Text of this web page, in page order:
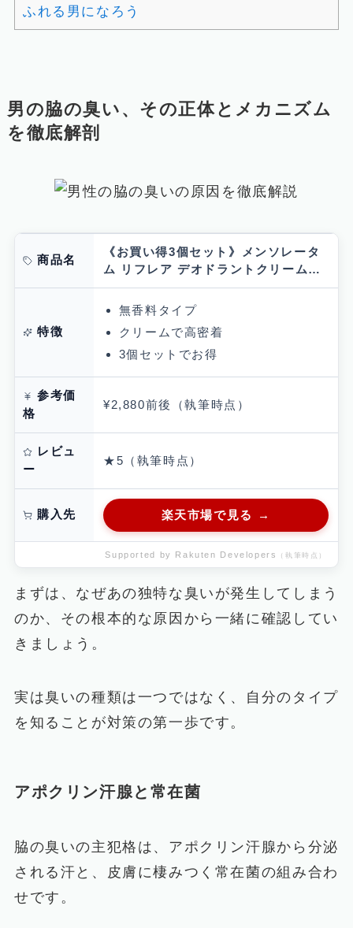
ふれる男になろう
男の脇の臭い、その正体とメカニズム
を徹底解剖
商品名
《お買い得3個セット》メンソレータ
ム リフレア デオドラントクリーム
55g×3個セット
特徴
無香料タイプ
クリームで高密着
3個セットでお得
参考価
格
¥2,880前後（執筆時点）
レビュ
ー
★5（執筆時点）
購入先 楽天市場で見る →
Supported by Rakuten Developers （執筆時点）
まずは、なぜあの独特な臭いが発生してしまう
のか、その根本的な原因から一緒に確認してい
きましょう。
実は臭いの種類は一つではなく、自分のタイプ
を知ることが対策の第一歩です。
アポクリン汗腺と常在菌
脇の臭いの主犯格は、アポクリン汗腺から分泌
される汗と、皮膚に棲みつく常在菌の組み合わ
せです。